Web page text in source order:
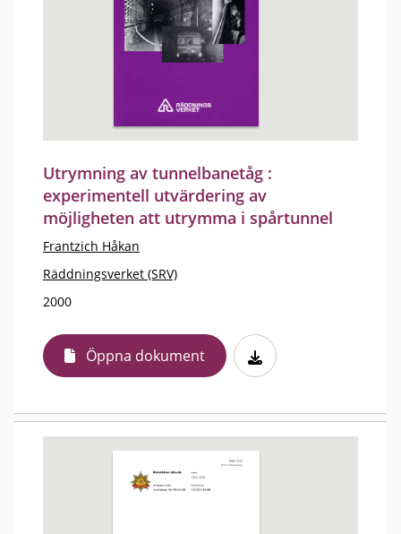
Utrymning av tunnelbanetåg :
experimentell utvärdering av
möjligheten att utrymma i spårtunnel
Frantzich Håkan
Räddningsverket (SRV)
2000
Öppna dokument